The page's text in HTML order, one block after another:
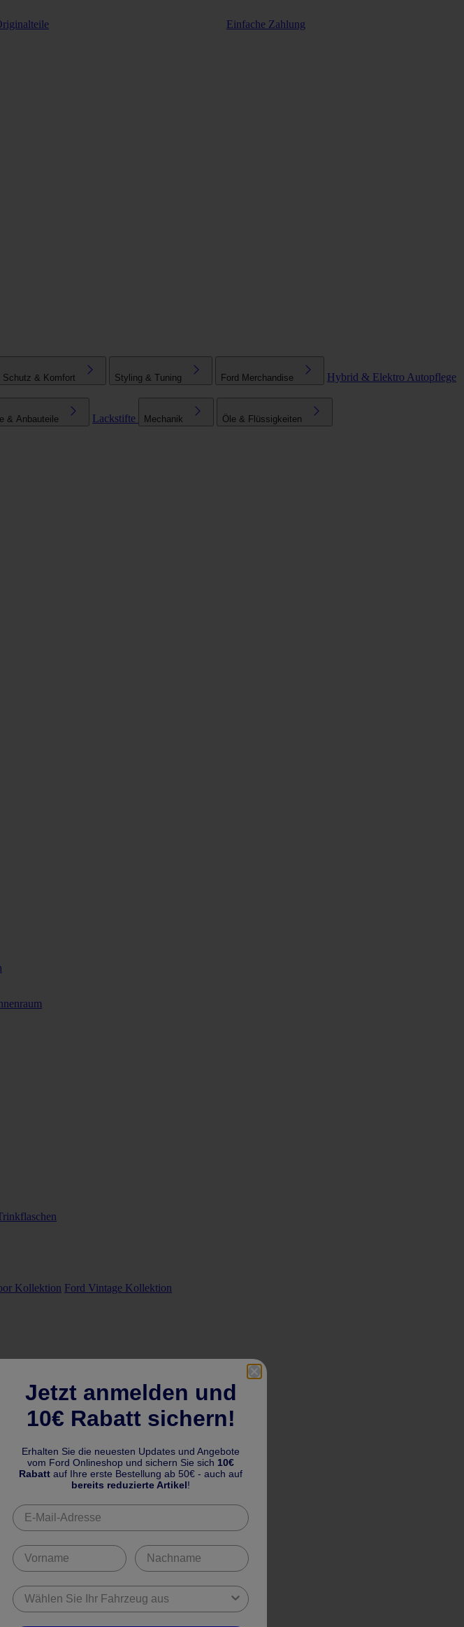
Einfache Zahlung
Schutz & Komfort Styling & Tuning Ford Merchandise Hybrid & Elektro Autopflege
& Anbauteile Lackstifte Mechanik Öle & Flüssigkeiten
Kollektion Ford Vintage Kollektion
Jetzt anmelden und
10€ Rabatt sichern!
Erhalten Sie die neuesten Updates und Angebote
vom Ford Onlineshop und sichern Sie sich 10€
Rabatt auf Ihre erste Bestellung ab 50€ - auch auf
bereits reduzierte Artikel!